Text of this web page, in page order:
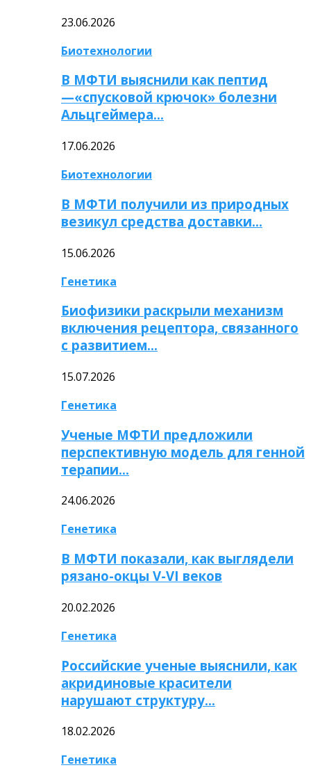
23.06.2026
Биотехнологии
В МФТИ выяснили как пептид
—«спусковой крючок» болезни
Альцгеймера…
17.06.2026
Биотехнологии
В МФТИ получили из природных
везикул средства доставки…
15.06.2026
Генетика
Биофизики раскрыли механизм
включения рецептора, связанного
с развитием…
15.07.2026
Генетика
Ученые МФТИ предложили
перспективную модель для генной
терапии…
24.06.2026
Генетика
В МФТИ показали, как выглядели
рязано-окцы V-VI веков
20.02.2026
Генетика
Российские ученые выяснили, как
акридиновые красители
нарушают структуру…
18.02.2026
Генетика